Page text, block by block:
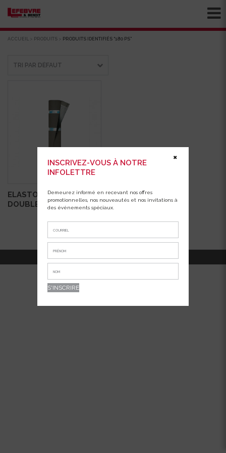
ACCUEIL > PRODUITS > PRODUITS IDENTIFIÉS “180 PS”
ELASTOPHENE 180PS
DOUBLE GALLO
INSCRIVEZ-VOUS À NOTRE
INFOLETTRE
Demeurez informé en recevant nos offres
promotionnelles, nos nouveautés et nos invitations à
des événements spéciaux.
✖
APPELEZ-NOUS AU514-381-7456